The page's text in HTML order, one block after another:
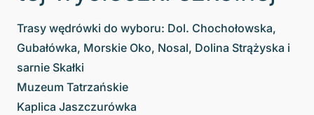
Trasy wędrówki do wyboru: Dol. Chochołowska,
Gubałówka, Morskie Oko, Nosal, Dolina Strążyska i
sarnie Skałki
Muzeum Tatrzańskie
Kaplica Jaszczurówka